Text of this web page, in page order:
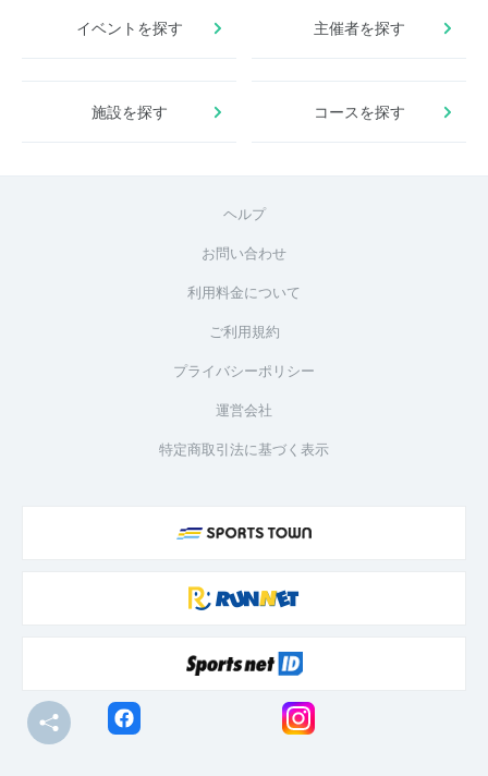
イベントを探す 主催者を探す
施設を探す コースを探す
ヘルプ
お問い合わせ
利用料金について
ご利用規約
プライバシーポリシー
運営会社
特定商取引法に基づく表示